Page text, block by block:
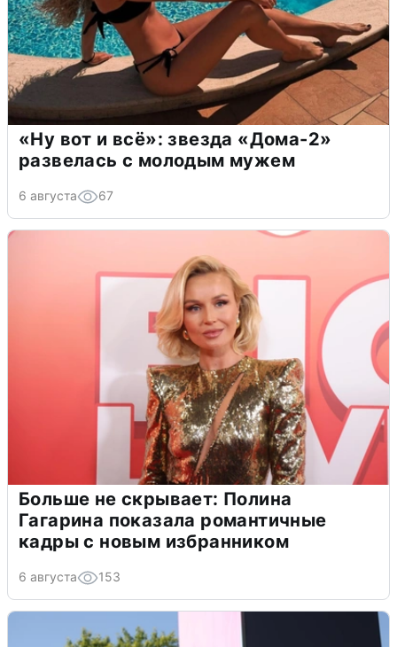
«Ну вот и всё»: звезда «Дома-2»
развелась с молодым мужем
6 августа 67
Больше не скрывает: Полина
Гагарина показала романтичные
кадры с новым избранником
6 августа 153